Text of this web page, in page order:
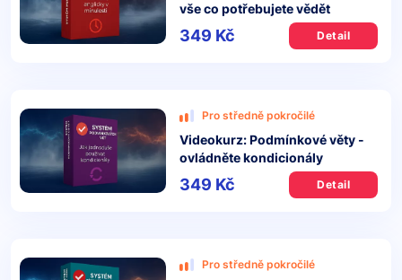
vše co potřebujete vědět
349 Kč Detail
Pro středně pokročilé
Videokurz: Podmínkové věty -
ovládněte kondicionály
349 Kč Detail
Pro středně pokročilé